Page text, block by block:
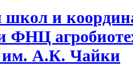
школ и
ФНЦ
им. А.К. Чайки